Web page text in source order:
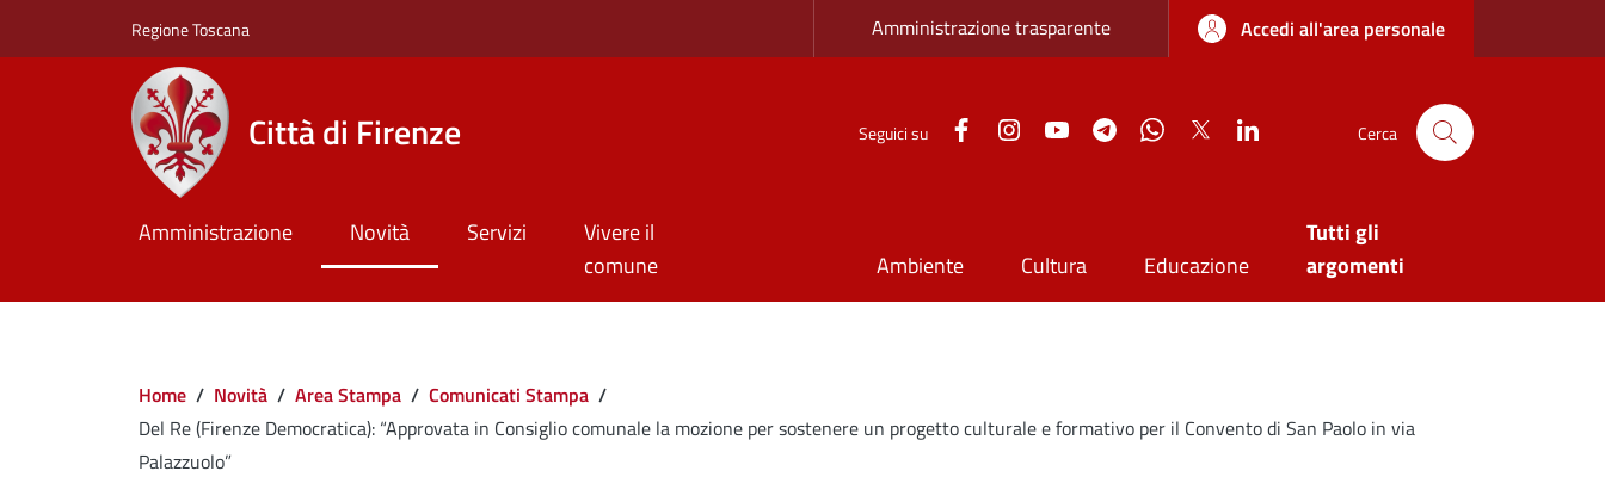
Regione Toscana Zona superiore sottile
Amministrazione trasparente Accedi all'area personale
Città di Firenze Seguici su FacebookInstagramYouTubeTelegramWhatsApp
Twitter Cerca
Amministrazione Novità Servizi
Vivere il
comune
Ambiente Cultura Educazione
Tutti gli
argomenti
Briciole di pane
Home / Novità / Area Stampa / Comunicati Stampa /
Del Re (Firenze Democratica): “Approvata in Consiglio comunale la mozione per sostenere un progetto culturale e formativo per il Convento di San Paolo in via
Palazzuolo”